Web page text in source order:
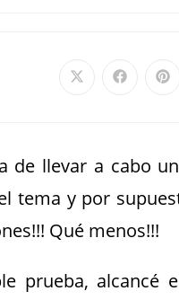
de llevar a cabo
tema y por
Qué menos!!!
prueba, alcancé